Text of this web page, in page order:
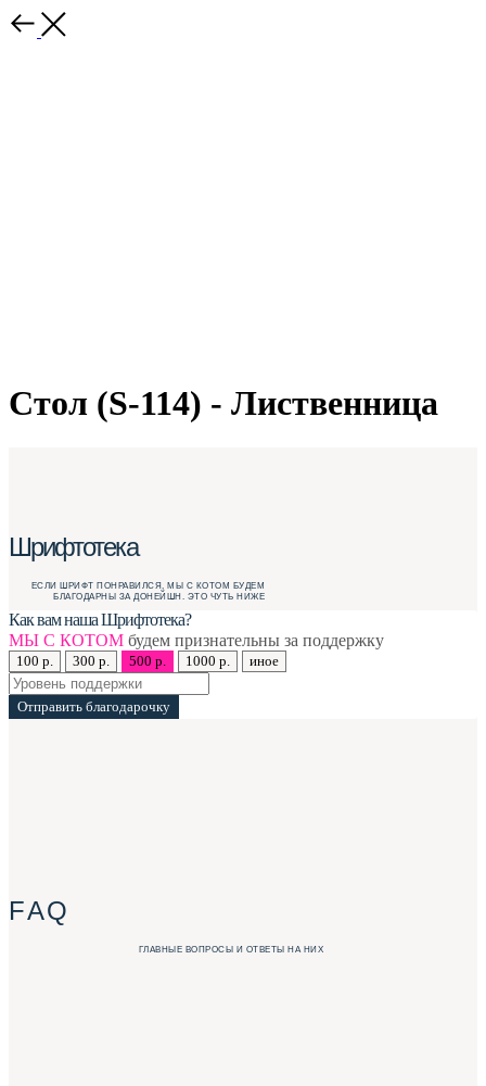
Стол (S-114) - Лиственница
Шрифтотека
ЕСЛИ ШРИФТ ПОНРАВИЛСЯ, МЫ С КОТОМ БУДЕМ
БЛАГОДАРНЫ ЗА ДОНЕЙШН. ЭТО ЧУТЬ НИЖЕ
Как вам наша Шрифтотека?
МЫ С КОТОМ будем признательны за поддержку
100 р. 300 р. 500 р. 1000 р. иное
Отправить благодарочку
F A Q
ГЛАВНЫЕ ВОПРОСЫ И ОТВЕТЫ НА НИХ